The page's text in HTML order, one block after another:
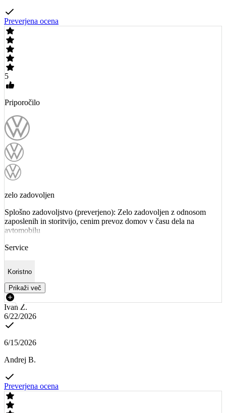
Preverjena ocena
5
Priporočilo
zelo zadovoljen
Splošno zadovoljstvo (preverjeno): Zelo zadovoljen z odnosom
zaposlenih in storitvijo, cenim prevoz domov v času dela na
avtomobilu
Service
Koristno
Prikaži več
Ivan Ž.
6/22/2026
6/15/2026
Andrej B.
Preverjena ocena